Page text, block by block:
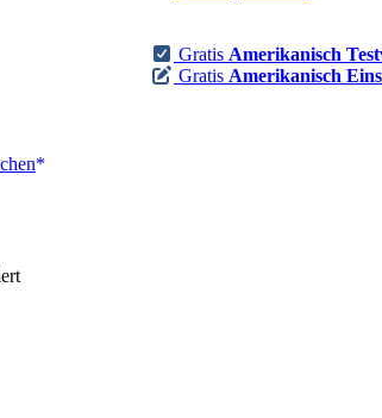
Gratis Amerikanisch
Gratis Amerikanisch